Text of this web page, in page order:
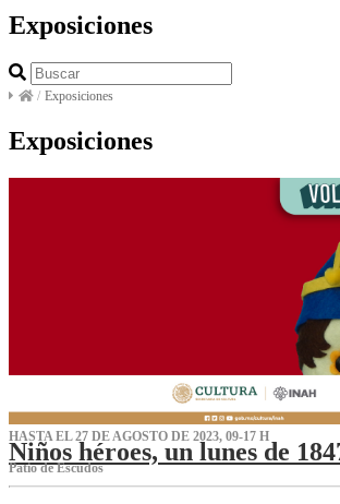
Exposiciones
/ Exposiciones
Exposiciones
HASTA EL 27 DE AGOSTO DE 2023, 09-17 H
Niños héroes, un lunes de
Patio de Escudos